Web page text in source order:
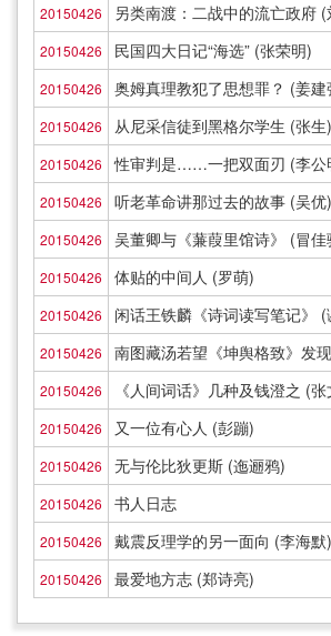
20150426 另类南渡：二战中的流亡政府 (
20150426 民国四大日记“海选” (张荣明)
20150426 奥姆真理教犯了思想罪？ (姜建
20150426 从尼采信徒到黑格尔学生 (张生)
20150426 性审判是……一把双面刃 (李公
20150426 听老革命讲那过去的故事 (吴优)
20150426 吴董卿与《蒹葭里馆诗》 (冒佳
20150426 体贴的中间人 (罗萌)
20150426 闲话王铁麟《诗词读写笔记》 (
20150426 南图藏汤若望《坤舆格致》发
20150426 《人间词话》几种及钱澄之 (
20150426 又一位有心人 (彭蹦)
20150426 无与伦比狄更斯 (迤逦鸦)
20150426 书人日志
20150426 戴震反理学的另一面向 (李海默)
20150426 最爱地方志 (郑诗亮)